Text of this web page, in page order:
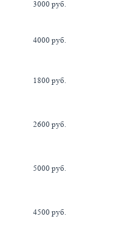
3000 руб.
4000 руб.
1800 руб.
2600 руб.
5000 руб.
4500 руб.